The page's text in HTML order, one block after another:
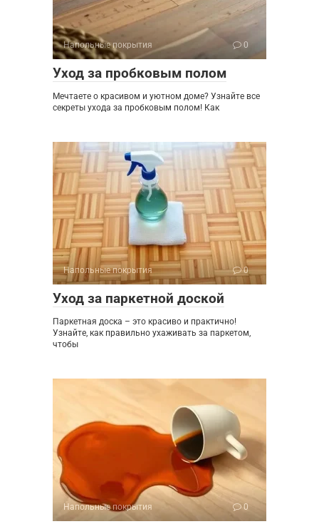
Напольные покрытия 0
Уход за пробковым полом
Мечтаете о красивом и уютном доме? Узнайте все
секреты ухода за пробковым полом! Как
Напольные покрытия 0
Уход за паркетной доской
Паркетная доска – это красиво и практично!
Узнайте, как правильно ухаживать за паркетом,
чтобы
Напольные покрытия 0